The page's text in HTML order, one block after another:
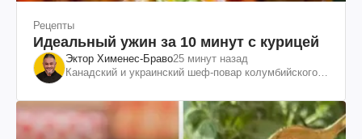
Рецепты
Идеальный ужин за 10 минут с курицей
Эктор Хименес-Браво25 минут назад
Канадский и украинский шеф-повар колумбийского